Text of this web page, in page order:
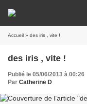
Accueil » des iris , vite !
des iris , vite !
Publié le 05/06/2013 à 00:26
Par Catherine D